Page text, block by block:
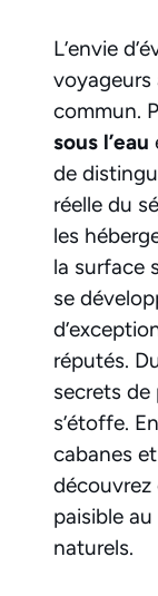
L’envie
voyageurs
commun.
sous l’eau
de
réelle du
les
la surface
se
réputés.
secrets de
s’étoffe.
cabanes
paisible
naturels.